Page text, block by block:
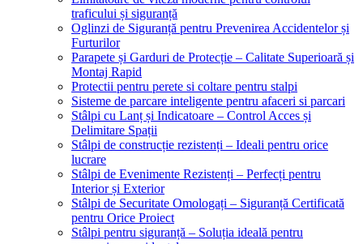
traficului și siguranță
Oglinzi de Siguranță pentru Prevenirea Accidentelor și
Furturilor
Parapete și Garduri de Protecție – Calitate Superioară și
Montaj Rapid
Protectii pentru perete si coltare pentru stalpi
Sisteme de parcare inteligente pentru afaceri si parcari
Stâlpi cu Lanț și Indicatoare – Control Acces și
Delimitare Spații
Stâlpi de construcție rezistenți – Ideali pentru orice
lucrare
Stâlpi de Evenimente Rezistenți – Perfecți pentru
Interior și Exterior
Stâlpi de Securitate Omologați – Siguranță Certificată
pentru Orice Proiect
Stâlpi pentru siguranță – Soluția ideală pentru